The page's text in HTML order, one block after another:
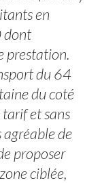
en
dont
prestation.
du 64
du coté
et sans
agréable de
proposer
ciblée,